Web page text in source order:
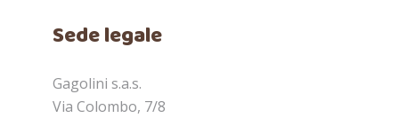
Sede legale
Gagolini s.a.s.
Via Colombo, 7/8